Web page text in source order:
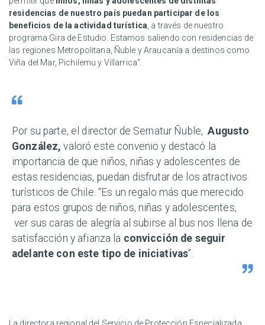
residencias de nuestro país puedan participar de los
beneficios de la actividad turística , a través de nuestro
programa Gira de Estudio. Estamos saliendo con residencias de
las regiones Metropolitana, Ñuble y Araucanía a destinos como
Viña del Mar, Pichilemu y Villarrica”.
Por su parte, el director de Sernatur Ñuble,Augusto
González, valoró este convenio y destacó la
importancia de que niños, niñas y adolescentes de
estas residencias, puedan disfrutar de los atractivos
turísticos de Chile. “Es un regalo más que merecido
para estos grupos de niños, niñas y adolescentes,
ver sus caras de alegría al subirse al bus nos llena de
satisfacción y afianza la convicción de seguir
adelante con este tipo de iniciativas”.